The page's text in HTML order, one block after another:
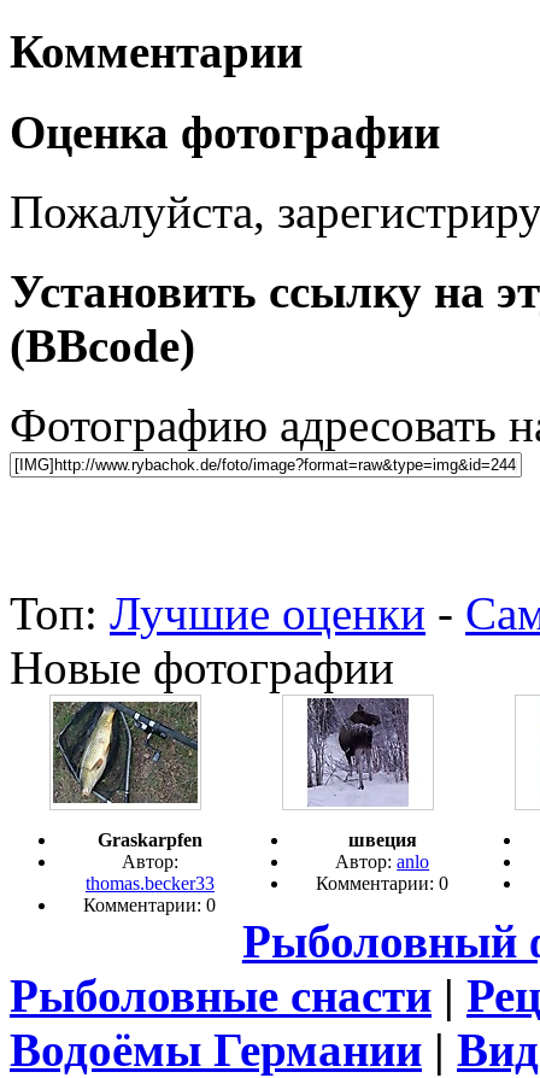
Комментарии
Оценка фотографии
Пожалуйста,
Установить ссылку на
(BBcode)
Фотографию адресовать
Топ: Лучшие оценки -
Новые фотографии
Graskarpfen
Автор:
thomas.becker33
Комментарии: 0
швеция
Автор:anlo
Комментарии: 0
Рыболовный
Рыболовные снасти |
Водоёмы Германии |